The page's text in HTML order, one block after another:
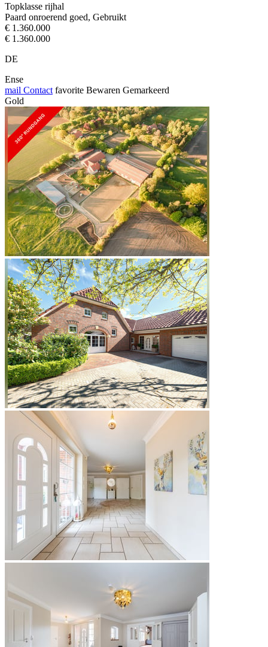
Topklasse rijhal
Paard onroerend goed, Gebruikt
€ 1.360.000
€ 1.360.000
DE
Ense
mail Contact favorite Bewaren Gemarkeerd
Gold